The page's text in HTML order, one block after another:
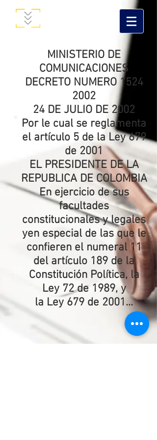
MINISTERIO DE
COMUNICACIONES
DECRETO NUMERO 1524
2002
24 DE JULIO DE 2002
Por le cual se reglamenta
el artículo 5 de la Ley 679
de 2001
EL PRESIDENTE DE LA
REPUBLICA DE COLOMBIA
En ejercicio de sus
facultades
constitucionales y legales
yen especial de las que le
confieren el numeral 11
del artículo 189 de la
Constitución Política, la
Ley 72 de 1989, y
la Ley 679 de 2001...